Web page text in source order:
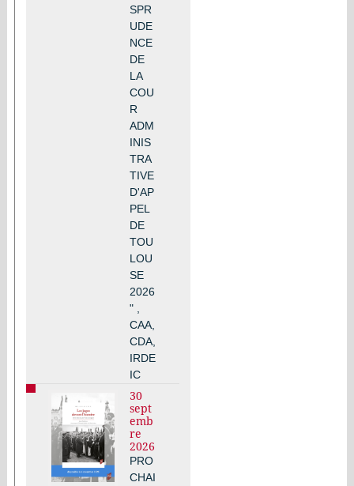
SPR
UDE
NCE
DE
LA
COU
R
ADM
INIS
TRA
TIVE
D'AP
PEL
DE
TOU
LOU
SE
2026
" ,
CAA,
CDA,
IRDE
IC
30
sept
emb
re
2026
PRO
CHAI